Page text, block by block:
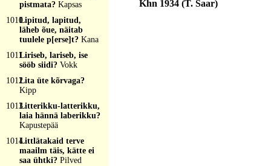
pistmata? Kapsas
1010Lipitud, lapitud,
läheb õue, näitab
tuulele p[erse]t? Kana
1011Liriseb, lariseb, ise
sööb siidi? Vokk
1012Lita üte kõrvaga?
Kipp
1013Litterikku-latterikku,
laia hännä laberikku?
Kapustepää
1014Littlätakaid terve
maailm täis, kätte ei
saa ühtki? Pilved
Khn 1934 (T. Saar)